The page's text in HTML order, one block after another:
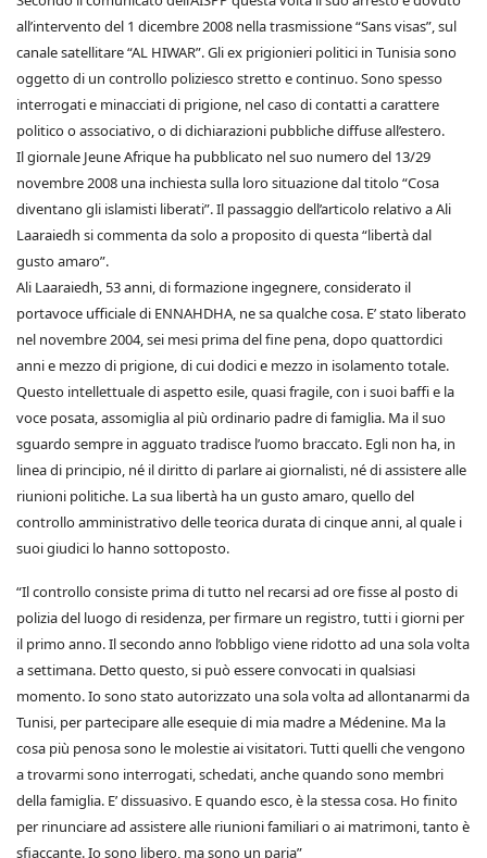
all’intervento del 1 dicembre 2008 nella trasmissione “Sans visas”, sul
canale satellitare “AL HIWAR”. Gli ex prigionieri politici in Tunisia sono
oggetto di un controllo poliziesco stretto e continuo. Sono spesso
interrogati e minacciati di prigione, nel caso di contatti a carattere
politico o associativo, o di dichiarazioni pubbliche diffuse all’estero.
Il giornale Jeune Afrique ha pubblicato nel suo numero del 13/29
novembre 2008 una inchiesta sulla loro situazione dal titolo “Cosa
diventano gli islamisti liberati”. Il passaggio dell’articolo relativo a Ali
Laaraiedh si commenta da solo a proposito di questa “libertà dal
gusto amaro”.
Ali Laaraiedh, 53 anni, di formazione ingegnere, considerato il
portavoce ufficiale di ENNAHDHA, ne sa qualche cosa. E’ stato liberato
nel novembre 2004, sei mesi prima del fine pena, dopo quattordici
anni e mezzo di prigione, di cui dodici e mezzo in isolamento totale.
Questo intellettuale di aspetto esile, quasi fragile, con i suoi baffi e la
voce posata, assomiglia al più ordinario padre di famiglia. Ma il suo
sguardo sempre in agguato tradisce l’uomo braccato. Egli non ha, in
linea di principio, né il diritto di parlare ai giornalisti, né di assistere alle
riunioni politiche. La sua libertà ha un gusto amaro, quello del
controllo amministrativo delle teorica durata di cinque anni, al quale i
suoi giudici lo hanno sottoposto.
“Il controllo consiste prima di tutto nel recarsi ad ore fisse al posto di
polizia del luogo di residenza, per firmare un registro, tutti i giorni per
il primo anno. Il secondo anno l’obbligo viene ridotto ad una sola volta
a settimana. Detto questo, si può essere convocati in qualsiasi
momento. Io sono stato autorizzato una sola volta ad allontanarmi da
Tunisi, per partecipare alle esequie di mia madre a Médenine. Ma la
cosa più penosa sono le molestie ai visitatori. Tutti quelli che vengono
a trovarmi sono interrogati, schedati, anche quando sono membri
della famiglia. E’ dissuasivo. E quando esco, è la stessa cosa. Ho finito
per rinunciare ad assistere alle riunioni familiari o ai matrimoni, tanto è
sfiaccante. Io sono libero, ma sono un paria”